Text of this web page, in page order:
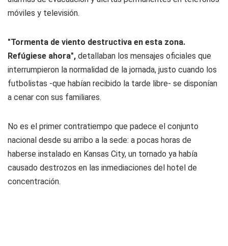
móviles y televisión.
"Tormenta de viento destructiva en esta zona.
Refúgiese ahora", detallaban los mensajes oficiales que
interrumpieron la normalidad de la jornada, justo cuando los
futbolistas -que habían recibido la tarde libre- se disponían
a cenar con sus familiares.
No es el primer contratiempo que padece el conjunto
nacional desde su arribo a la sede: a pocas horas de
haberse instalado en Kansas City, un tornado ya había
causado destrozos en las inmediaciones del hotel de
concentración.